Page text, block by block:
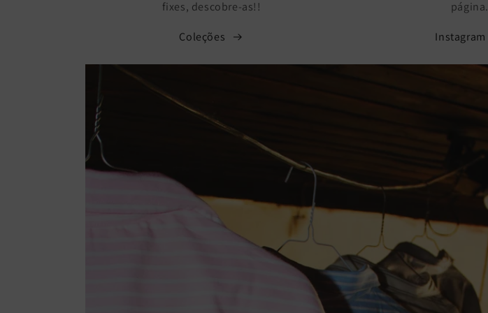
fixes, descobre-as!!
Coleções
página.
Instagram